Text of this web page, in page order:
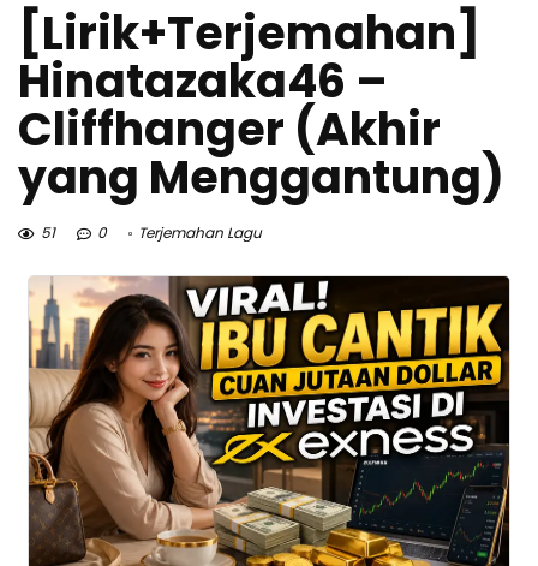
[Lirik+Terjemahan]
Hinatazaka46 –
Cliffhanger (Akhir
yang Menggantung)
51 0 Terjemahan Lagu